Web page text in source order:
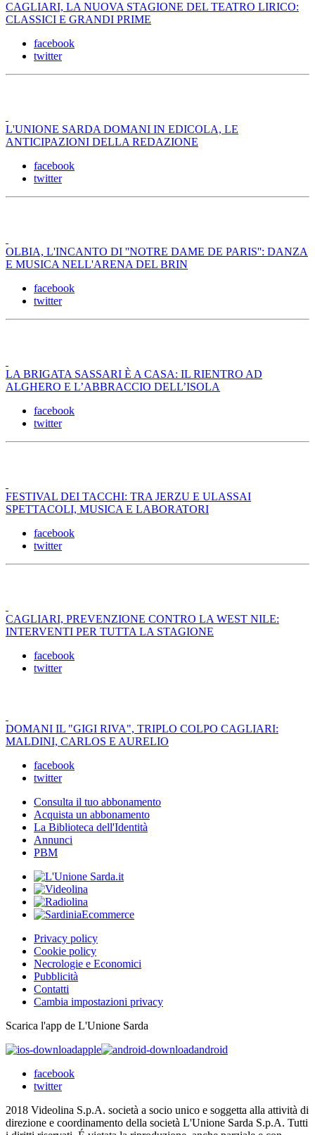
CAGLIARI, LA NUOVA STAGIONE DEL TEATRO LIRICO:
CLASSICI E GRANDI PRIME
facebook
twitter
L'UNIONE SARDA DOMANI IN EDICOLA, LE
ANTICIPAZIONI DELLA REDAZIONE
facebook
twitter
OLBIA, L'INCANTO DI ''NOTRE DAME DE PARIS'': DANZA
E MUSICA NELL'ARENA DEL BRIN
facebook
twitter
LA BRIGATA SASSARI È A CASA: IL RIENTRO AD
ALGHERO E L’ABBRACCIO DELL’ISOLA
facebook
twitter
FESTIVAL DEI TACCHI: TRA JERZU E ULASSAI
SPETTACOLI, MUSICA E LABORATORI
facebook
twitter
CAGLIARI, PREVENZIONE CONTRO LA WEST NILE:
INTERVENTI PER TUTTA LA STAGIONE
facebook
twitter
DOMANI IL "GIGI RIVA", TRIPLO COLPO CAGLIARI:
MALDINI, CARLOS E AURELIO
facebook
twitter
Consulta il tuo abbonamento
Acquista un abbonamento
La Biblioteca dell'Identità
Annunci
PBM
Privacy policy
Cookie policy
Necrologie e Economici
Pubblicità
Contatti
Cambia impostazioni privacy
Scarica l'app de L'Unione Sarda
apple
android
facebook
twitter
2018 Videolina S.p.A. società a socio unico e soggetta alla attività di
direzione e coordinamento della società L'Unione Sarda S.p.A. Tutti